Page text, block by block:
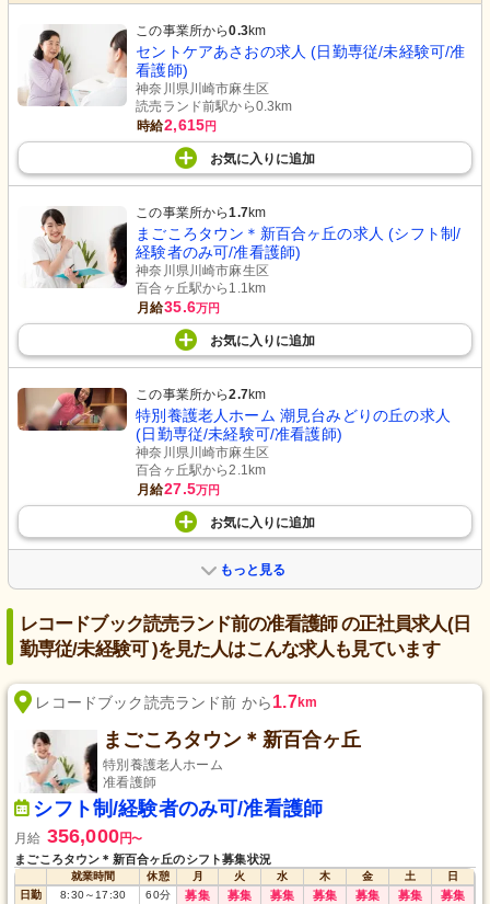
この事業所から0.3km
セントケアあさおの求人 (日勤専従/未経験可/准
看護師)
神奈川県川崎市麻生区
読売ランド前駅から0.3km
時給2,615円
お気に入り に追加
この事業所から1.7km
まごころタウン＊新百合ヶ丘の求人 (シフト制/
経験者のみ可/准看護師)
神奈川県川崎市麻生区
百合ヶ丘駅から1.1km
月給35.6万円
お気に入り に追加
この事業所から2.7km
特別養護老人ホーム 潮見台みどりの丘の求人
(日勤専従/未経験可/准看護師)
神奈川県川崎市麻生区
百合ヶ丘駅から2.1km
月給27.5万円
お気に入り に追加
もっと見る
レコードブック読売ランド前の准看護師 の正社員求人(日
勤専従/未経験可 )を見た人はこんな求人も見ています
レコードブック読売ランド前 から1.7km
まごころタウン＊新百合ヶ丘
特別養護老人ホーム
准看護師
シフト制/経験者のみ可/准看護師
月給 356,000円〜
まごころタウン＊新百合ヶ丘のシフト募集状況
就業時間 休憩 月 火 水 木 金 土
日
日勤
8:30～17:30 60分 募集 募集 募集 募集 募集 募集 募集